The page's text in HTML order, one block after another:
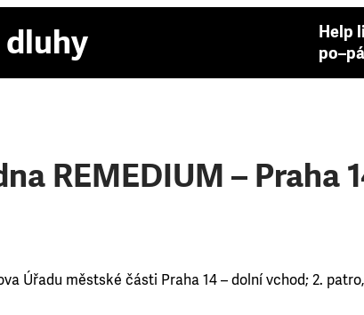
Help
REMEDIUM – Praha
Úřadu městské části Praha 14 – dolní vchod; 2.